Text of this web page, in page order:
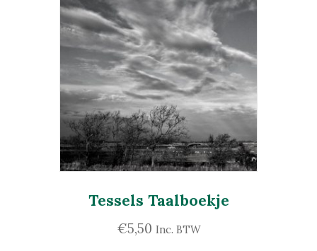
kan
gekozen
worden
op
de
productpagina
Tessels Taalboekje
€5,50 Inc. BTW